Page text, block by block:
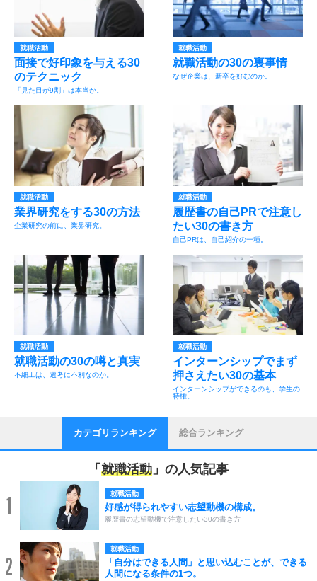
就職活動
面接で好印象を与える30
のテクニック
「見た目が9割」は本当か。
就職活動
就職活動の30の裏事情
なぜ企業は、新卒を好むのか。
就職活動
業界研究をする30の方法
企業研究の前に、業界研究。
就職活動
履歴書の自己PRで注意し
たい30の書き方
自己PRは、自己紹介の一種。
就職活動
就職活動の30の噂と真実
不細工は、選考に不利なのか。
就職活動
インターンシップでまず
押さえたい30の基本
インターンシップができるのも、学生の
特権。
カテゴリランキング 総合ランキング
「 就職活動 」の人気記事
1 就職活動
好感が得られやすい志望動機の構成。
履歴書の志望動機で注意したい30の書き方
2
就職活動
「自分はできる人間」と思い込むことが、できる
人間になる条件の1つ。